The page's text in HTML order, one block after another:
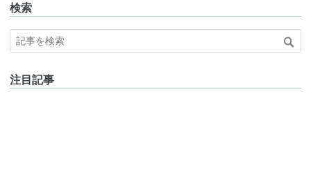
検索
注目記事